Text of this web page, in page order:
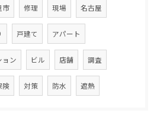
市 修理 現場 名古屋
戸建て アパート
ョン ビル 店舗 調査
険 対策 防水 遮熱